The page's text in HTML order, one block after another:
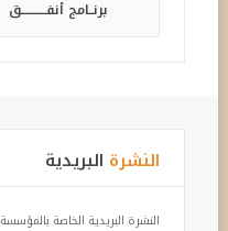
برنــامج أنفـــــــــــق
النشرة البريدية
النشرة البريدية الخاصة بالمؤسسة